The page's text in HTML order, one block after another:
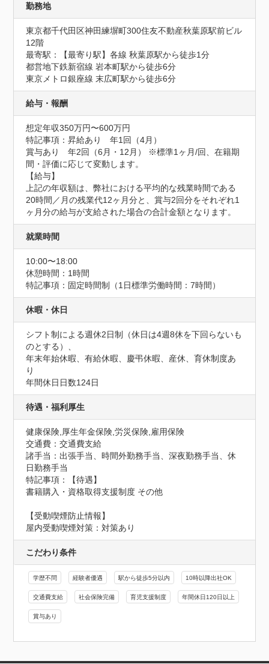
勤務地
東京都千代田区神田練塀町300住友不動産秋葉原駅前ビル
12階
最寄駅：【最寄り駅】各線 秋葉原駅から徒歩1分
都営地下鉄新宿線 岩本町駅から徒歩6分
東京メトロ銀座線 末広町駅から徒歩6分
給与・報酬
想定年収350万円〜600万円
特記事項：昇給あり　年1回（4月）
賞与あり　年2回（6月・12月） ※標準1ヶ月/回、在籍期
間・評価に応じて変動します。
【給与】
上記の年収額は、弊社における平均的な残業時間である
20時間／月の残業代12ヶ月分と、賞与2回分をそれぞれ1
ヶ月分の給与が支給された場合の合計金額となります。
就業時間
10:00〜18:00
休憩時間：1時間
特記事項：固定時間制（1日標準労働時間：7時間）
休暇・休日
シフト制による週休2日制（休日は4週8休を下回らないも
のとする）、
年末年始休暇、有給休暇、慶弔休暇、産休、育休制度あ
り
年間休日日数124日
待遇・福利厚生
健康保険,厚生年金保険,労災保険,雇用保険
交通費：交通費支給
諸手当：出張手当、時間外勤務手当、深夜勤務手当、休
日勤務手当
特記事項：【待遇】
書籍購入・資格取得支援制度 その他
【受動喫煙防止情報】
屋内受動喫煙対策：対策あり
こだわり条件
学歴不問 経験者優遇 駅から徒歩5分以内 10時以降出社OK
交通費支給 社会保険完備 育児支援制度 年間休日120日以上
賞与あり